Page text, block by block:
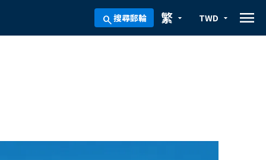
search搜尋郵輪 arrow_drop_down
繁 arrow_drop_down
TWD menu